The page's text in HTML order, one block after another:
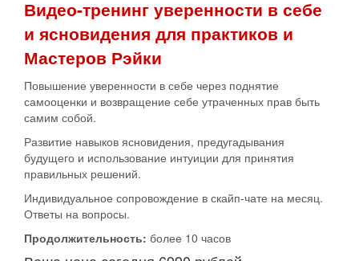
Видео-тренинг уверенности в себе
и ясновидения для практиков и
Мастеров Рэйки
Повышение уверенности в себе через поднятие
самооценки и возвращение себе утраченных прав быть
самим собой.
Развитие навыков ясновидения, предугадывания
будущего и использование интуиции для принятия
правильных решений.
Индивидуальное сопровождение в скайп-чате на месяц.
Ответы на вопросы.
Продолжительность: более 10 часов